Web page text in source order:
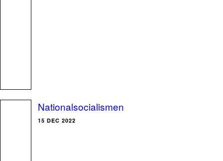
Nationalsocialismen
15 DEC 2022